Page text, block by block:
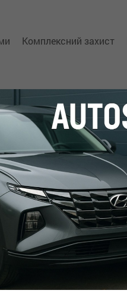
Автофон
ключа
Комплексний захист
(II)